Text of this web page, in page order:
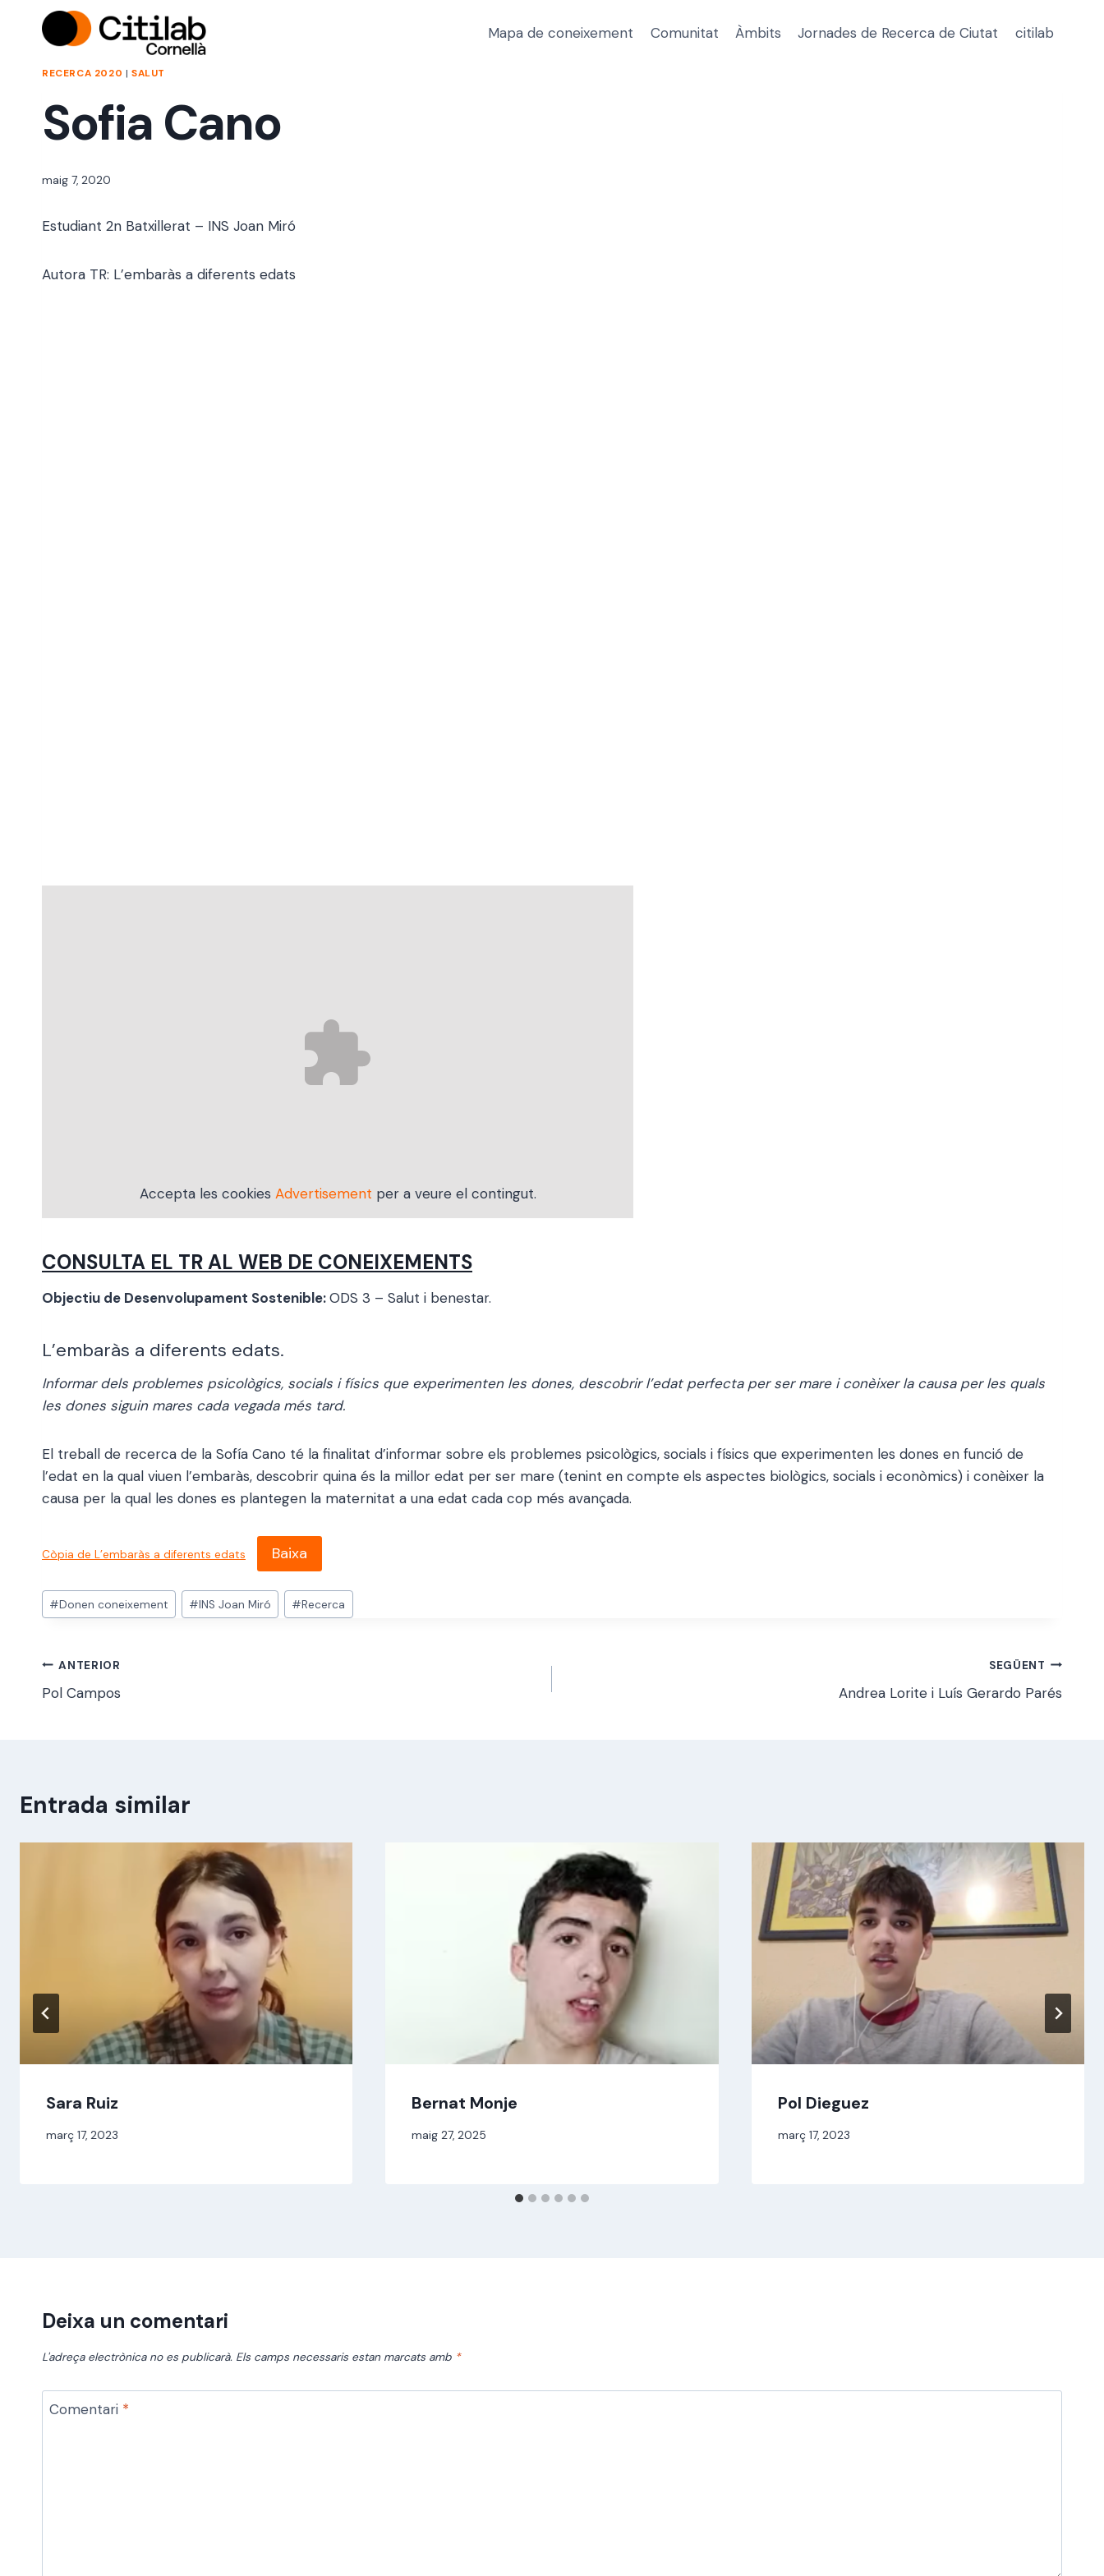
Mapa de coneixement Comunitat Àmbits Jornades de Recerca de Ciutat citilab
RECERCA 2020 | SALUT
Sofia Cano
Per
maig 7, 2020
Estudiant 2n Batxillerat – INS Joan Miró
Autora TR: L’embaràs a diferents edats
Accepta les cookies Advertisement per a veure el contingut.
CONSULTA EL TR AL WEB DE CONEIXEMENTS
Objectiu de Desenvolupament Sostenible:ODS 3 – Salut i benestar.
L’embaràs a diferents edats.
Informar dels problemes psicològics, socials i físics que experimenten les dones, descobrir l’edat perfecta per ser mare i conèixer la causa per les quals
les dones siguin mares cada vegada més tard.
El treball de recerca de la Sofía Cano té la finalitat d’informar sobre els problemes psicològics, socials i físics que experimenten les dones en funció de
l’edat en la qual viuen l’embaràs, descobrir quina és la millor edat per ser mare (tenint en compte els aspectes biològics, socials i econòmics) i conèixer la
causa per la qual les dones es plantegen la maternitat a una edat cada cop més avançada.
Còpia de L’embaràs a diferents edats Baixa
Etiquetes
d'entrada
#Donen coneixement #INS Joan Miró #Recerca
Navegació
d'entrades
ANTERIOR
Pol Campos
SEGÜENT
Andrea Lorite i Luís Gerardo Parés
Entrada similar
Sara Ruiz
Per
març 17, 2023
Bernat Monje
Per
maig 27, 2025
Pol Dieguez
Per
març 17, 2023
Deixa un comentari
L'adreça electrònica no es publicarà. Els camps necessaris estan marcats amb *
Comentari *